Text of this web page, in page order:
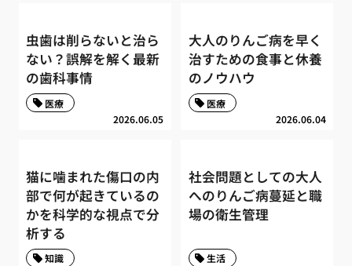
虫歯は削らないと治ら
ない？誤解を解く最新
の歯科事情
2026.06.05
医療
大人のりんご病を早く
治すための食事と休養
のノウハウ
2026.06.04
医療
猫に噛まれた傷口の内
部で何が起きているの
かを科学的な視点で分
析する
知識
社会問題としての大人
へのりんご病蔓延と職
場の衛生管理
生活